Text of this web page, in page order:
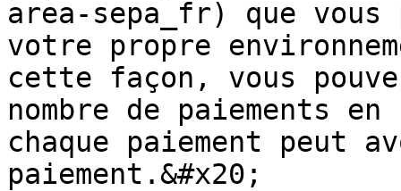
area-sepa_fr) que vous
votre propre
cette façon, vous
nombre de paiements
chaque paiement peut
paiement.&#x20;